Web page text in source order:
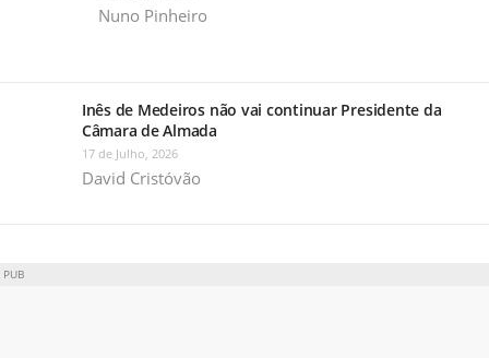
Nuno Pinheiro
Inês de Medeiros não vai continuar Presidente da
Câmara de Almada
17 de Julho, 2026
David Cristóvão
PUB